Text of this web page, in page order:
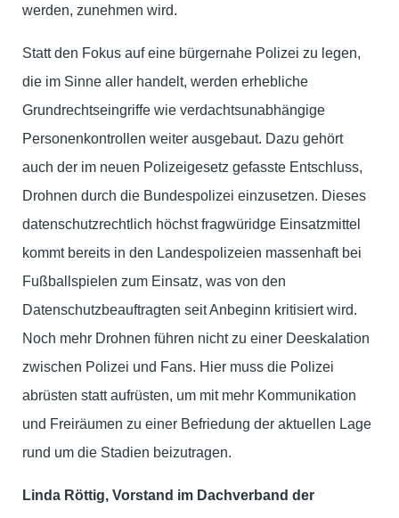
werden, zunehmen wird.
Statt den Fokus auf eine bürgernahe Polizei zu legen,
die im Sinne aller handelt, werden erhebliche
Grundrechtseingriffe wie verdachtsunabhängige
Personenkontrollen weiter ausgebaut. Dazu gehört
auch der im neuen Polizeigesetz gefasste Entschluss,
Drohnen durch die Bundespolizei einzusetzen. Dieses
datenschutzrechtlich höchst fragwüridge Einsatzmittel
kommt bereits in den Landespolizeien massenhaft bei
Fußballspielen zum Einsatz, was von den
Datenschutzbeauftragten seit Anbeginn kritisiert wird.
Noch mehr Drohnen führen nicht zu einer Deeskalation
zwischen Polizei und Fans. Hier muss die Polizei
abrüsten statt aufrüsten, um mit mehr Kommunikation
und Freiräumen zu einer Befriedung der aktuellen Lage
rund um die Stadien beizutragen.
Linda Röttig, Vorstand im Dachverband der